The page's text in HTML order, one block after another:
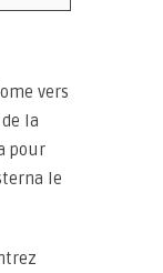
vers
la
pour
le